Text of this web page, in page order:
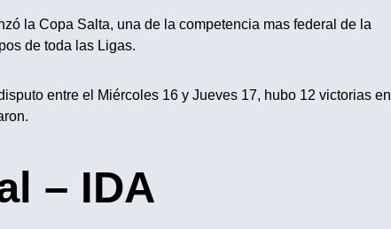
la Copa Salta, una de la competencia mas federal de la
de toda las Ligas.
entre el Miércoles 16 y Jueves 17, hubo 12 victorias en
– IDA